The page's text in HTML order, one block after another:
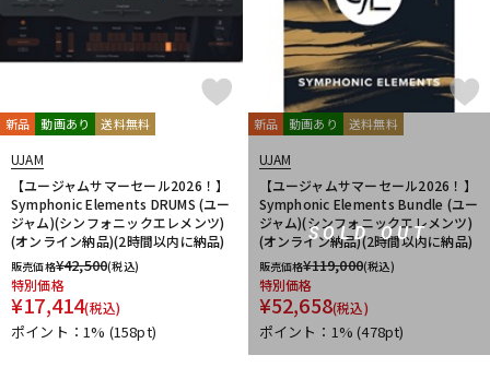
新品 動画あり 送料無料
UJAM
【ユージャムサマーセール2026！】
Symphonic Elements DRUMS (ユー
ジャム)(シンフォニックエレメンツ)
(オンライン納品)(2時間以内に納品)
販売価格¥42,500(税込)
特別価格
¥17,414(税込)
ポイント：1% (158pt)
SOLD OUT
新品 動画あり 送料無料
UJAM
【ユージャムサマーセール2026！】
Symphonic Elements Bundle (ユー
ジャム)(シンフォニックエレメンツ)
(オンライン納品)(2時間以内に納品)
販売価格¥119,000(税込)
特別価格
¥52,658(税込)
ポイント：1%(478pt)